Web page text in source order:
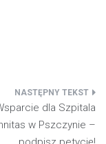
dla Szpitala
w Pszczynie –